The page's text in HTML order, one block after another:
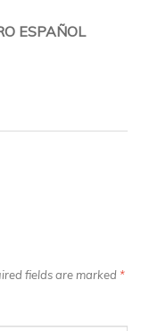
ESPAÑOL
fields are marked *